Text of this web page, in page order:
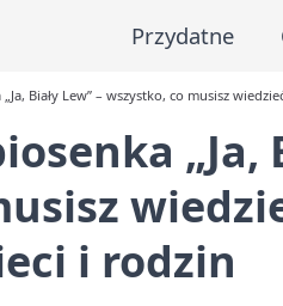
Przydatne
Biały Lew” – wszystko, co musisz
„Ja,
i rodzin